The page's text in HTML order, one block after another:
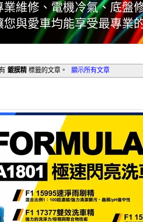
維修、電機冷氣、底
與愛車均能享受最專業
鍍膜精標籤的文章。 顯示所有文章